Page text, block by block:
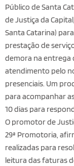
Público de Santa
de Justiça da
Santa Catarina)
prestação de
demora na entrega
atendimento pelo
presenciais. Um
para acompanhar
10 dias para
O promotor de
29ª Promotoria,
realizadas para
leitura das faturas